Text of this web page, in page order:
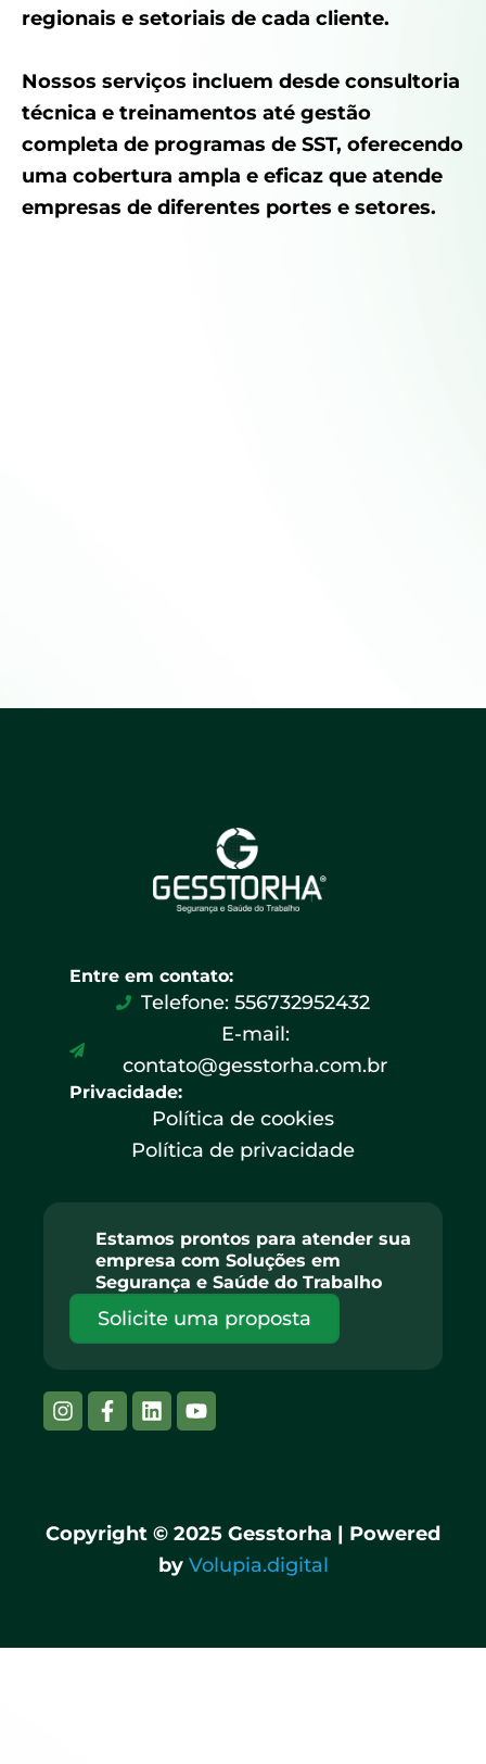
regionais e setoriais de cada cliente.
Nossos serviços incluem desde consultoria
técnica e treinamentos até gestão
completa de programas de SST, oferecendo
uma cobertura ampla e eficaz que atende
empresas de diferentes portes e setores.
Entre em contato:
Telefone: 556732952432
E-mail:
contato@gesstorha.com.br
Privacidade:
Política de cookies
Política de privacidade
Estamos prontos para atender sua
empresa com Soluções em
Segurança e Saúde do Trabalho
Solicite uma proposta
Instagram
Facebook-
f
LinkedinYoutube
Copyright © 2025 Gesstorha | Powered
by Volupia.digital